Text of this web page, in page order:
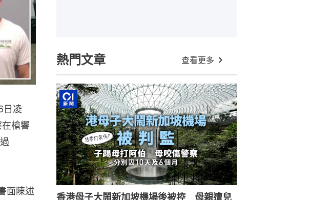
日凌
槍響
面陳述
熱門文章 查看更多
香港母子大鬧新加坡機場後被控 母親遭兒